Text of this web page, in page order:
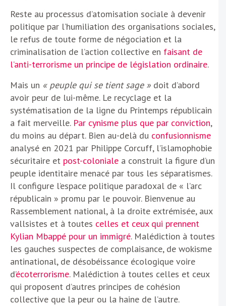
Reste au processus d’atomisation sociale à devenir
politique par l’humiliation des organisations sociales,
le refus de toute forme de négociation et la
criminalisation de l’action collective en faisant de
l’anti-terrorisme un principe de législation ordinaire.
Mais un « peuple qui se tient sage » doit d’abord
avoir peur de lui-même. Le recyclage et la
systématisation de la ligne du Printemps républicain
a fait merveille. Par cynisme plus que par conviction,
du moins au départ. Bien au-delà du confusionnisme
analysé en 2021 par Philippe Corcuff, l’islamophobie
sécuritaire et post-coloniale a construit la figure d’un
peuple identitaire menacé par tous les séparatismes.
Il configure l’espace politique paradoxal de « l’arc
républicain » promu par le pouvoir. Bienvenue au
Rassemblement national, à la droite extrémisée, aux
vallsistes et à toutes celles et ceux qui prennent
Kylian Mbappé pour un immigré. Malédiction à toutes
les gauches suspectes de complaisance, de wokisme
antinational, de désobéissance écologique voire
d’écoterrorisme. Malédiction à toutes celles et ceux
qui proposent d’autres principes de cohésion
collective que la peur ou la haine de l’autre.